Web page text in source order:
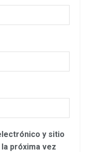
y sitio
próxima vez